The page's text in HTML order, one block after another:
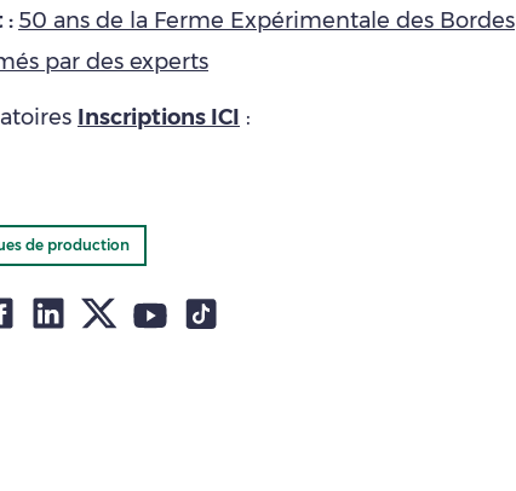
: 50 ans de la Ferme Expérimentale des Bordes
par des experts
Inscriptions ICI :
de production